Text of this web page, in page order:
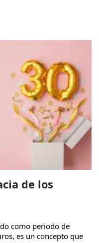
de los
como periodo de
es un concepto que